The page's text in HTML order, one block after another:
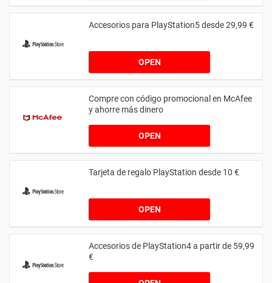
Accesorios para PlayStation5 desde 29,99 €
OPEN
Compre con código promocional en McAfee
y ahorre más dinero
OPEN
Tarjeta de regalo PlayStation desde 10 €
OPEN
Accesorios de PlayStation4 a partir de 59,99
€